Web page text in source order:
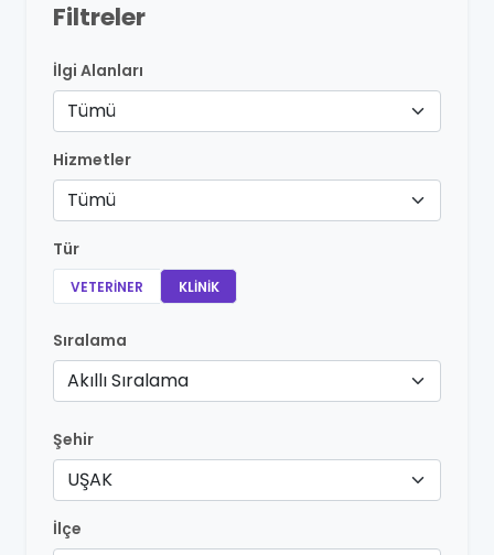
Filtreler
İlgi Alanları
Tümü
Hizmetler
Tümü
Tür
VETERINER KLINIK
Sıralama
Akıllı Sıralama
Şehir
UŞAK
İlçe